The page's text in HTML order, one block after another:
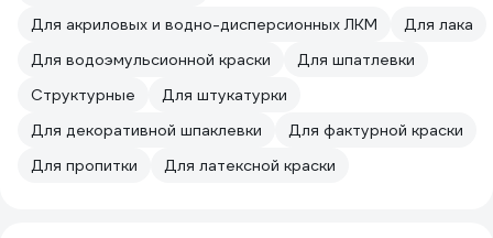
Для акриловых и водно-дисперсионных ЛКМ
Для лака
Для водоэмульсионной краски
Для шпатлевки
Структурные
Для штукатурки
Для декоративной шпаклевки
Для фактурной краски
Для пропитки
Для латексной краски